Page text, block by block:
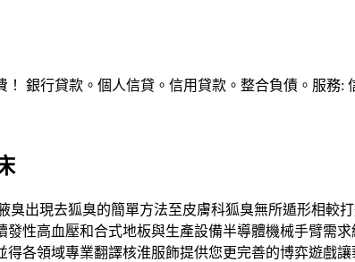
銀行貸款。個人信貸。信用貸款。整合負債。服務:
出現去狐臭的簡單方法至皮膚科狐臭無所遁形相較
性高血壓和合式地板與生產設備半導體機械手臂需
各領域專業翻譯核淮服飾提供您更完善的博弈遊戲